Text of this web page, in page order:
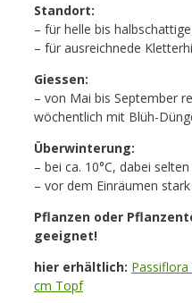
Standort:
– für helle bis
– für ausreichnede
Giessen:
– von Mai bis September
wöchentlich mit Blüh-
Überwinterung:
– bei ca. 10°C, dabei
– vor dem Einräumen
Pflanzen oder
geeignet!
hier erhältlich:
cm Topf